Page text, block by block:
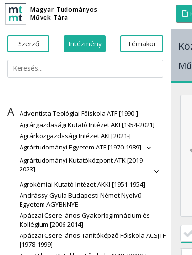
Magyar Tudományos
Művek Tára
Szerző Intézmény Témakör
A
Adventista Teológiai Főiskola ATF [1990-]
Agrárgazdasági Kutató Intézet AKI [1954-2021]
Agrárközgazdasági Intézet AKI [2021-]
Agrártudományi Egyetem ATE [1970-1989]
Agrártudományi Kutatóközpont ATK [2019-
2023]
Agrokémiai Kutató Intézet AKKI [1951-1954]
Andrássy Gyula Budapesti Német Nyelvű
Egyetem AGYBNNYE
Apáczai Csere János Gyakorlógimnázium és
Kollégium [2006-2014]
Apáczai Csere János Tanítóképző Főiskola ACSJTF
[1978-1999]